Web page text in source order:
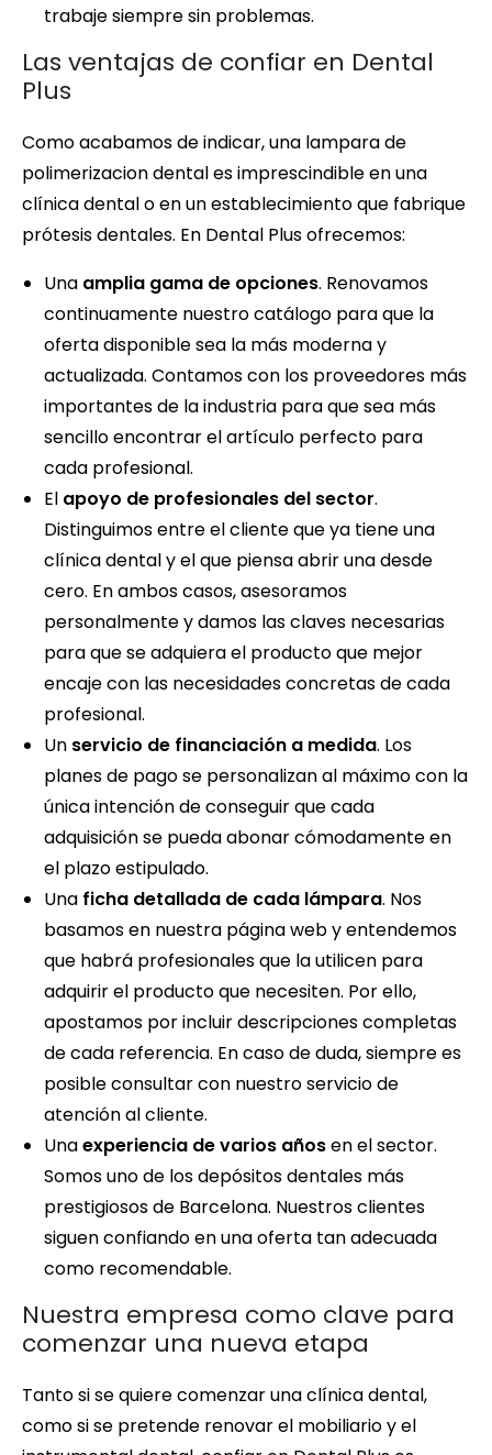
trabaje siempre sin problemas.
Las ventajas de confiar en Dental
Plus
Como acabamos de indicar, una lampara de
polimerizacion dental es imprescindible en una
clínica dental o en un establecimiento que fabrique
prótesis dentales. En Dental Plus ofrecemos:
Una amplia gama de opciones. Renovamos
continuamente nuestro catálogo para que la
oferta disponible sea la más moderna y
actualizada. Contamos con los proveedores más
importantes de la industria para que sea más
sencillo encontrar el artículo perfecto para
cada profesional.
El apoyo de profesionales del sector.
Distinguimos entre el cliente que ya tiene una
clínica dental y el que piensa abrir una desde
cero. En ambos casos, asesoramos
personalmente y damos las claves necesarias
para que se adquiera el producto que mejor
encaje con las necesidades concretas de cada
profesional.
Un servicio de financiación a medida. Los
planes de pago se personalizan al máximo con la
única intención de conseguir que cada
adquisición se pueda abonar cómodamente en
el plazo estipulado.
Una ficha detallada de cada lámpara. Nos
basamos en nuestra página web y entendemos
que habrá profesionales que la utilicen para
adquirir el producto que necesiten. Por ello,
apostamos por incluir descripciones completas
de cada referencia. En caso de duda, siempre es
posible consultar con nuestro servicio de
atención al cliente.
Unaexperiencia de varios añosen el sector.
Somos uno de los depósitos dentales más
prestigiosos de Barcelona. Nuestros clientes
siguen confiando en una oferta tan adecuada
como recomendable.
Nuestra empresa como clave para
comenzar una nueva etapa
Tanto si se quiere comenzar una clínica dental,
como si se pretende renovar el mobiliario y el